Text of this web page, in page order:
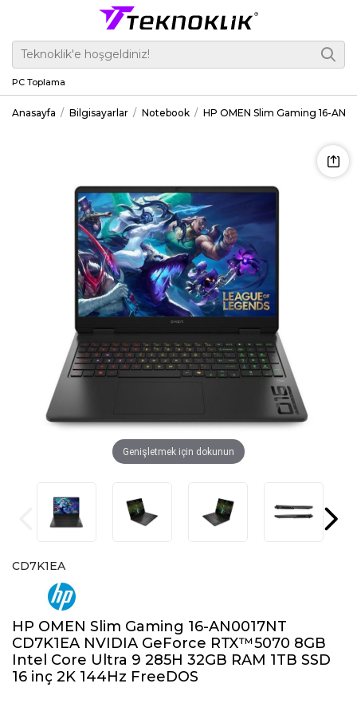
PC Toplama
Anasayfa Bilgisayarlar Notebook HP OMEN Slim Gaming 16-
Genişletmek için dokunun
CD7K1EA
HP OMEN Slim Gaming 16-AN0017NT
CD7K1EA NVIDIA GeForce RTX™5070 8GB
Intel Core Ultra 9 285H 32GB RAM 1TB SSD
16 inç 2K 144Hz FreeDOS